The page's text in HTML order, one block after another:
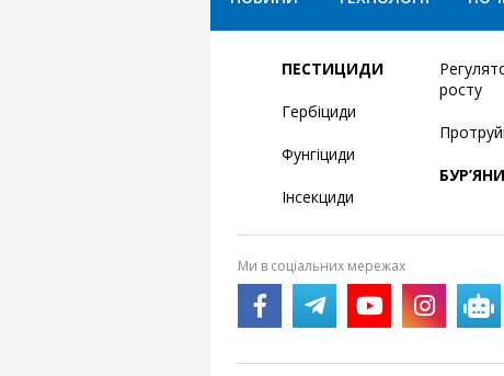
ПЕСТИЦИДИ
Гербіциди
Фунгіциди
Інсекциди
росту
БУР’ЯНИ
Ми в соціальних мережах